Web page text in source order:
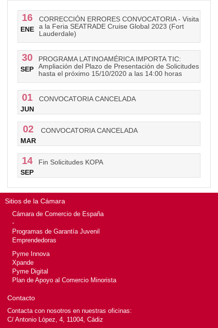
16
ENE
CORRECCIÓN ERRORES CONVOCATORIA - Visita
a la Feria SEATRADE Cruise Global 2023 (Fort
Lauderdale)
30
SEP
PROGRAMA LATINOAMÉRICA IMPORTA TIC:
Ampliación del Plazo de Presentación de Solicitudes
hasta el próximo 15/10/2020 a las 14:00 horas
01
JUN
CONVOCATORIA CANCELADA
02
MAR
CONVOCATORIA CANCELADA
14
SEP
Fin Solicitudes KOPA
Sitios de la Cámara
Cámara de Comercio de España
-
Programas de Garantía Juvenil
Emprendedoras
Pyme Innova
Xpande
Pyme Digital
Plan de Apoyo al Comercio Minorista
Contacto
Contacta con nosotros en nuestras oficinas:
C/ Antonio López, 4, 11004, Cádiz